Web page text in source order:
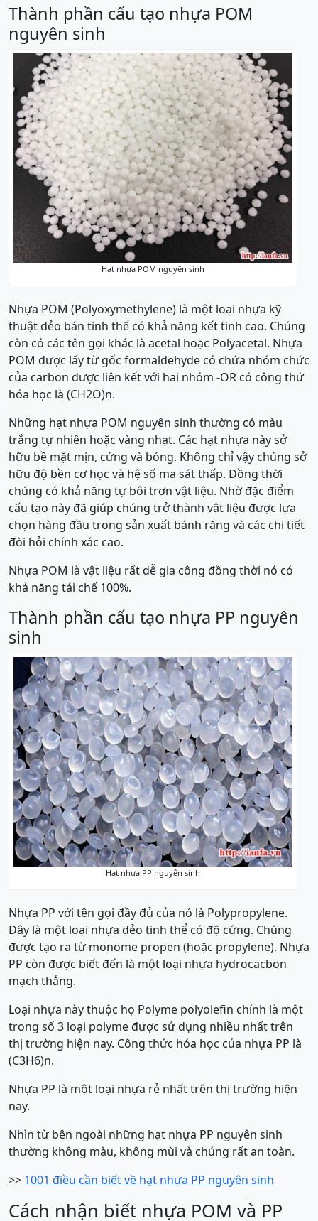
Thành phần cấu tạo nhựa POM
nguyên sinh
Hạt nhựa POM nguyên sinh
Nhựa POM (Polyoxymethylene) là một loại nhựa kỹ
thuật dẻo bán tinh thể có khả năng kết tinh cao. Chúng
còn có các tên gọi khác là acetal hoặc Polyacetal. Nhựa
POM được lấy từ gốc formaldehyde có chứa nhóm chức
của carbon được liên kết với hai nhóm -OR có công thứ
hóa học là (CH2O)n.
Những hạt nhựa POM nguyên sinh thường có màu
trắng tự nhiên hoặc vàng nhạt. Các hạt nhựa này sở
hữu bề mặt mịn, cứng và bóng. Không chỉ vậy chúng sở
hữu độ bền cơ học và hệ số ma sát thấp. Đồng thời
chúng có khả năng tự bôi trơn vật liệu. Nhờ đặc điểm
cấu tạo này đã giúp chúng trở thành vật liệu được lựa
chọn hàng đầu trong sản xuất bánh răng và các chi tiết
đòi hỏi chính xác cao.
Nhựa POM là vật liệu rất dễ gia công đồng thời nó có
khả năng tái chế 100%.
Thành phần cấu tạo nhựa PP nguyên
sinh
Hạt nhựa PP nguyên sinh
Nhựa PP với tên gọi đầy đủ của nó là Polypropylene.
Đây là một loại nhựa dẻo tinh thể có độ cứng. Chúng
được tạo ra từ monome propen (hoặc propylene). Nhựa
PP còn được biết đến là một loại nhựa hydrocacbon
mạch thẳng.
Loại nhựa này thuộc họ Polyme polyolefin chính là một
trong số 3 loại polyme được sử dụng nhiều nhất trên
thị trường hiện nay. Công thức hóa học của nhựa PP là
(C3H6)n.
Nhựa PP là một loại nhựa rẻ nhất trên thị trường hiện
nay.
Nhìn từ bên ngoài những hạt nhựa PP nguyên sinh
thường không màu, không mùi và chúng rất an toàn.
>> 1001 điều cần biết về hạt nhựa PP nguyên sinh
Cách nhận biết nhựa POM và PP